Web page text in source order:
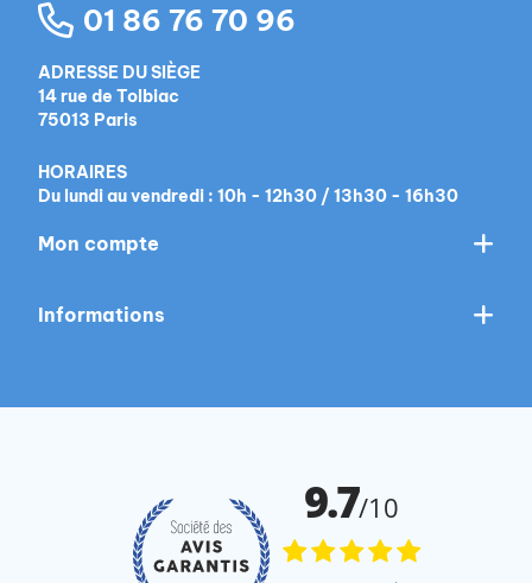
01 86 76 70 96
ADRESSE DU SIÈGE
14 rue de Tolbiac
75013 Paris
HORAIRES
Du lundi au vendredi : 10h - 12h30 / 13h30 - 16h30
Mon compte
Informations